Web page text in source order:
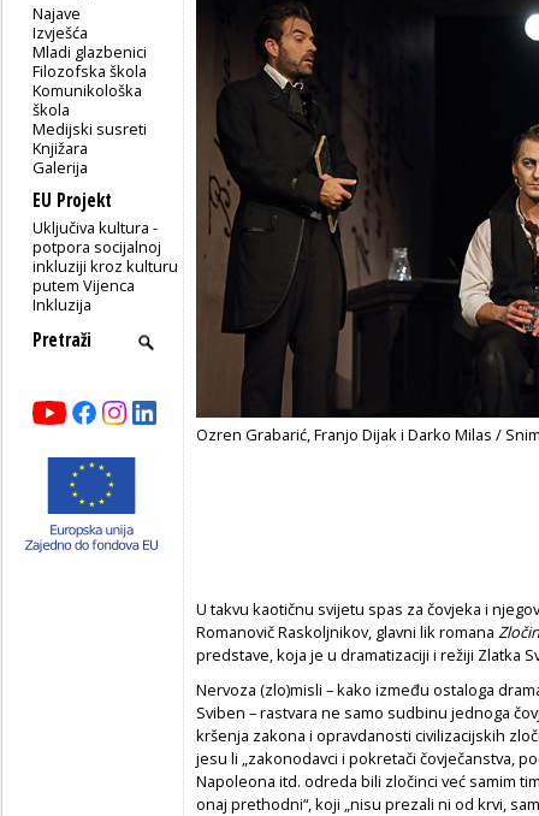
Najave
Izvješća
Mladi glazbenici
Filozofska škola
Komunikološka
škola
Medijski susreti
Knjižara
Galerija
EU Projekt
Uključiva kultura -
potpora socijalnoj
inkluziji kroz kulturu
putem Vijenca
Inkluzija
Ozren Grabarić, Franjo Dijak i Darko Milas /
U takvu kaotičnu svijetu spas za čovjeka i
Romanovič Raskoljnikov, glavni lik romana
predstave, koja je u dramatizaciji i režiji Zlatka
Nervoza (zlo)misli – kako između ostaloga
Sviben – rastvara ne samo sudbinu jednoga
kršenja zakona i opravdanosti civilizacijskih
jesu li „zakonodavci i pokretači čovječanstva,
Napoleona itd. odreda bili zločinci već samim
onaj prethodni“, koji „nisu prezali ni od krvi,